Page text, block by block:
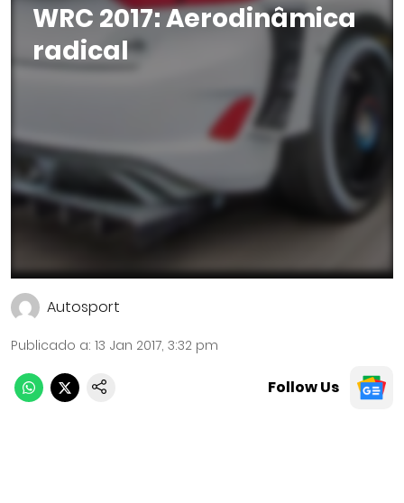
WRC 2017: Aerodinâmica
radical
Autosport
Publicado a: 13 Jan 2017, 3:32 pm
Follow Us